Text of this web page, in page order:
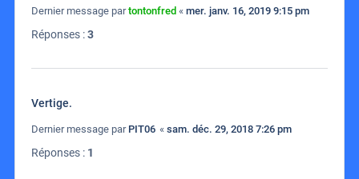
Dernier message partontonfred « mer. janv. 16, 2019 9:15 pm
Réponses :3
Vertige.
Dernier message par PIT06 « sam. déc. 29, 2018 7:26 pm
Réponses : 1